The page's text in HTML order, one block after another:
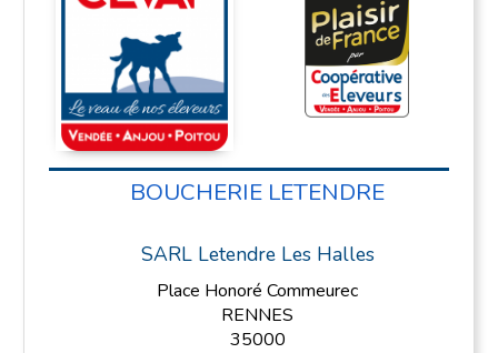
BOUCHERIE LETENDRE
SARL Letendre Les Halles
Place Honoré Commeurec
RENNES
35000